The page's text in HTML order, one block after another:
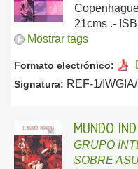
21cms .-
Mostrar tags
Formato electrónico:
Signatura: REF-1/
MUNDO
GRUPO
SOBRE